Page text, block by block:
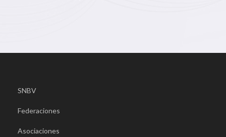
SNBV
Federaciones
Asociaciones